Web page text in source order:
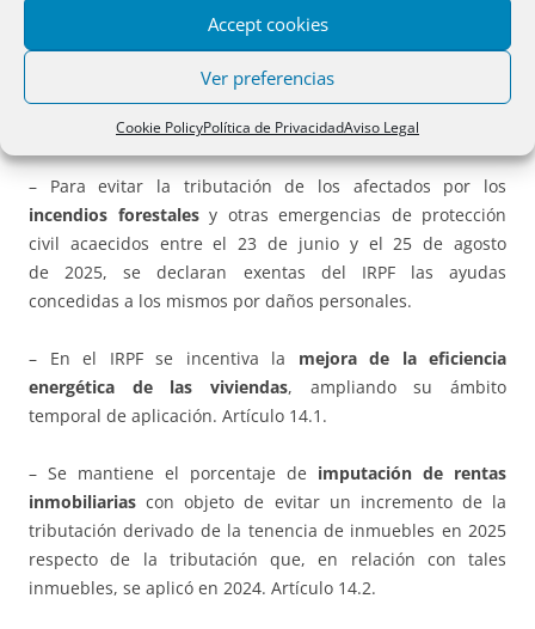
Accept cookies
Ver preferencias
Cookie PolicyPolítica de PrivacidadAviso Legal
incentivos fiscales a los vehículos
las infraestructuras de recarga y las inversiones
que utilicen energías renovables en IRPF y Sociedades.
Artículo 14.3 y 17.2
– Para evitar la tributación de los afectados por los
incendios forestalesy otras emergencias de protección
civil acaecidos entre el 23 de junio y el 25 de agosto
de 2025, se declaran exentas del IRPF las ayudas
concedidas a los mismos por daños personales.
– En el IRPF se incentiva la mejora de la eficiencia
energética de las viviendas, ampliando su ámbito
temporal de aplicación. Artículo 14.1.
– Se mantiene el porcentaje de imputación de rentas
inmobiliarias con objeto de evitar un incremento de la
tributación derivado de la tenencia de inmuebles en 2025
respecto de la tributación que, en relación con tales
inmuebles, se aplicó en 2024. Artículo 14.2.